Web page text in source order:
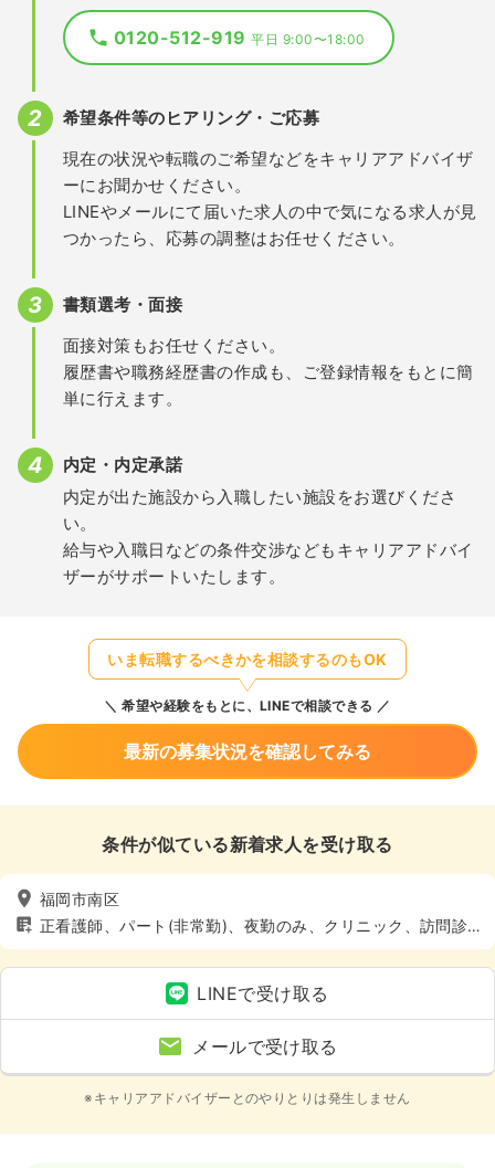
0120-512-919平日 9:00〜18:00
希望条件等のヒアリング・ご応募
現在の状況や転職のご希望などをキャリアアドバイザ
ーにお聞かせください。
LINEやメールにて届いた求人の中で気になる求人が見
つかったら、応募の調整はお任せください。
書類選考・面接
面接対策もお任せください。
履歴書や職務経歴書の作成も、ご登録情報をもとに簡
単に行えます。
内定・内定承諾
内定が出た施設から入職したい施設をお選びくださ
い。
給与や入職日などの条件交渉などもキャリアアドバイ
ザーがサポートいたします。
いま転職するべきかを相談するのもOK
希望や経験をもとに、LINEで相談できる
最新の募集状況を確認してみる
条件が似ている新着求人を受け取る
福岡市南区
正看護師、パート(非常勤)、夜勤のみ、クリニック、訪問診
療、4週8休以上
LINEで受け取る
メールで受け取る
※キャリアアドバイザーとのやりとりは発生しません